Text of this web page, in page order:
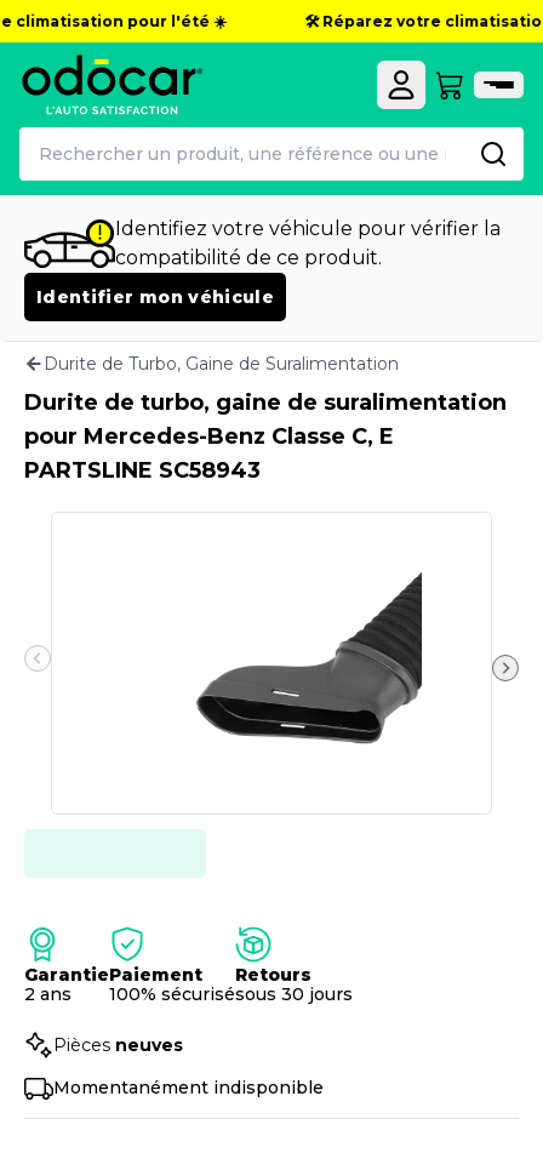
climatisation pour l'été ☀️ 🛠️ Réparez votre
Identifiez votre véhicule pour vérifier la
compatibilité de ce produit.
Identifier mon véhicule
Durite de Turbo, Gaine de Suralimentation
Durite de turbo, gaine de suralimentation
pour Mercedes-Benz Classe C, E
PARTSLINE SC58943
Garantie
2 ans
Paiement
100% sécurisé
Retours
sous 30 jours
Pièces neuves
Momentanément indisponible